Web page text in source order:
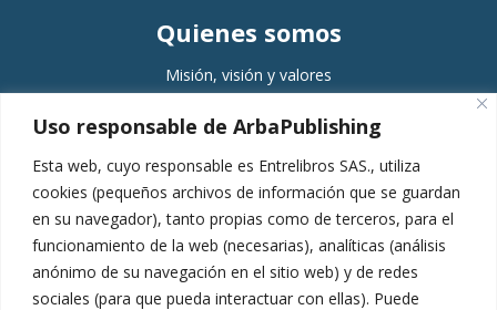
Uso responsable de ArbaPublishing
Esta web, cuyo responsable es Entrelibros SAS., utiliza
cookies (pequeños archivos de información que se guardan
en su navegador), tanto propias como de terceros, para el
funcionamiento de la web (necesarias), analíticas (análisis
anónimo de su navegación en el sitio web) y de redes
sociales (para que pueda interactuar con ellas). Puede
Quienes somos
Misión, visión y valores
Equipo
Servicios
Planeación
Gestión
Producción